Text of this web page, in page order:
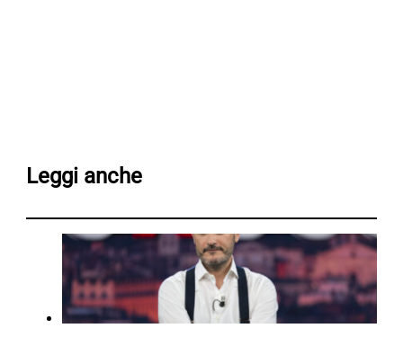
Leggi anche